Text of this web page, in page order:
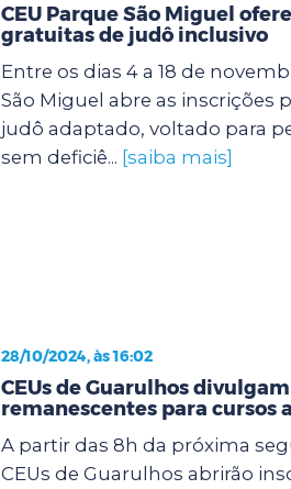
CEU Parque São Miguel
gratuitas de judô inclusivo
Entre os dias 4 a 18 de
São Miguel abre as inscrições
judô adaptado, voltado para
sem deficiê... [saiba mais]
28/10/2024, às 16:02
CEUs de Guarulhos
remanescentes para cursos
A partir das 8h da próxima
CEUs de Guarulhos abrirão